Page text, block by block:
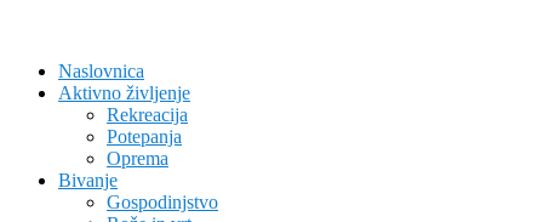
Naslovnica
Aktivno življenje
Rekreacija
Potepanja
Oprema
Bivanje
Gospodinjstvo